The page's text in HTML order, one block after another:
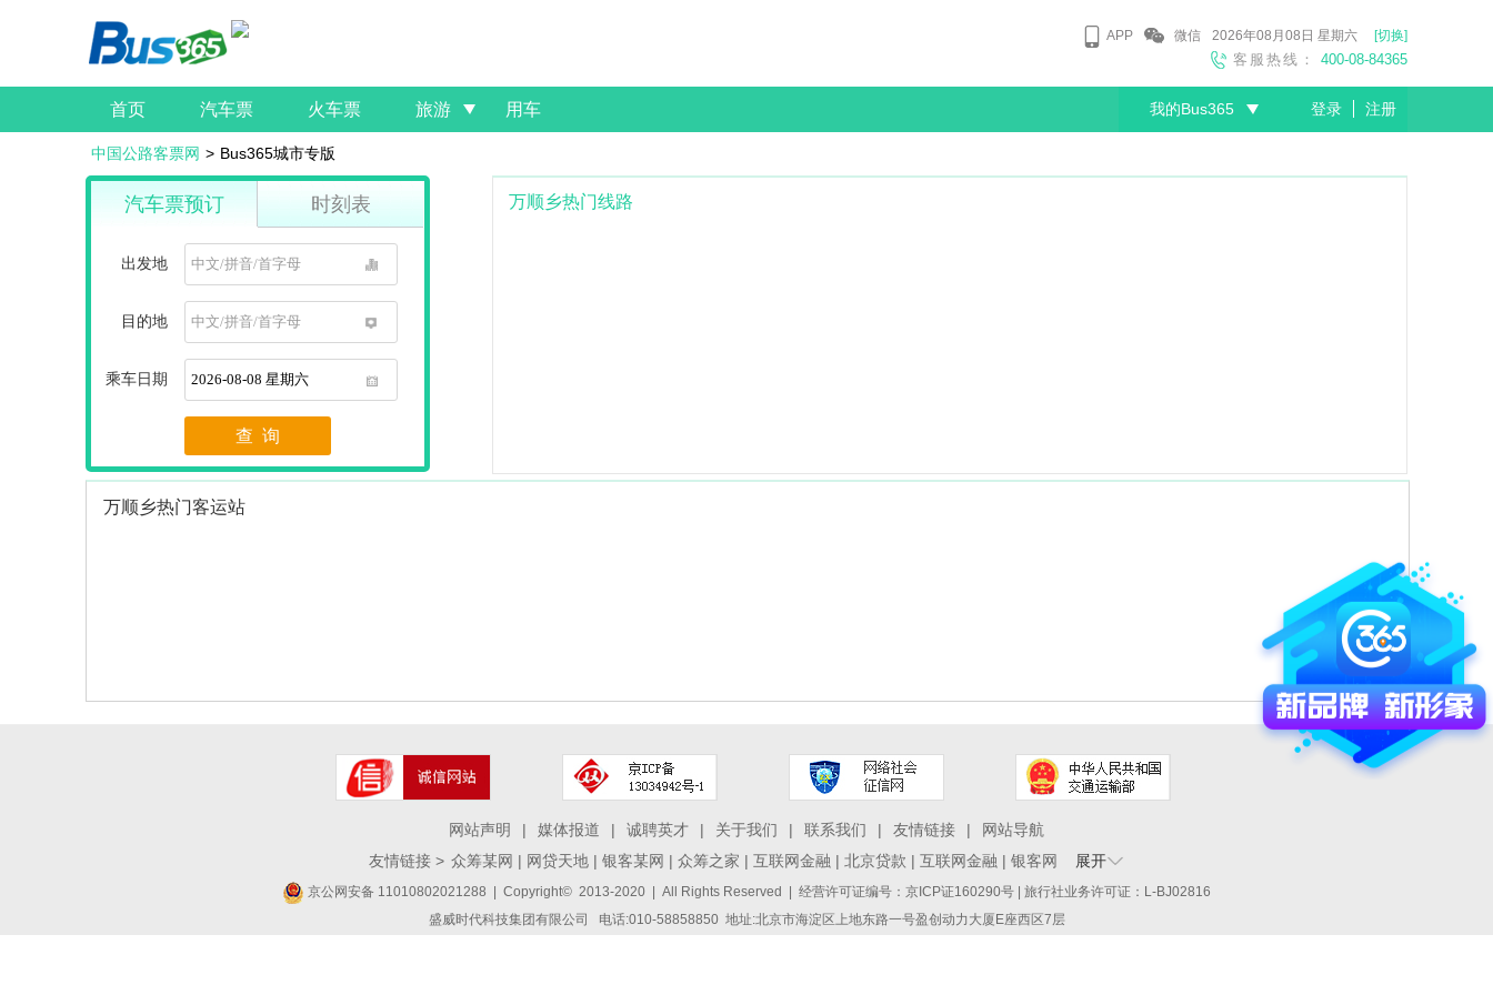
APP 微信 2026年08月08日 星期六 [切换]
客服热线： 400-08-84365
首页 汽车票 火车票 旅游 用车 我的Bus365 登录 注册
中国公路客票网 > Bus365城市专版
汽车票预订 时刻表
出发地
目的地
1
乘车日期
1
查 询
万顺乡热门线路
万顺乡热门客运站
网站声明 | 媒体报道 | 诚聘英才 | 关于我们 | 联系我们 | 友情链接 |
网站导航
友情链接 > 众筹某网 | 网贷天地 | 银客某网 | 众筹之家 | 互联网金融 | 北京贷款 | 互联网金融 | 银客网 展开
京公网安备 11010802021288 | Copyright© 2013-2020 | All Rights Reserved | 经营许可证编号：京ICP证160290号 | 旅行社业务许可证：L-BJ02816
盛威时代科技集团有限公司 电话:010-58858850 地址:北京市海淀区上地东路一号盈创动力大厦E座西区7层